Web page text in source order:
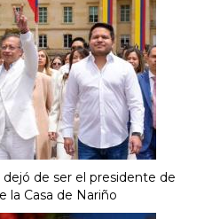
de ser el presidente de
la Casa de Nariño